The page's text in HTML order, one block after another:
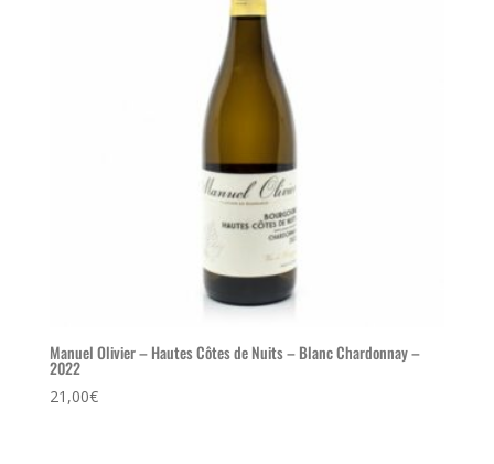
Manuel Olivier – Hautes Côtes de Nuits – Blanc Chardonnay –
2022
21,00€